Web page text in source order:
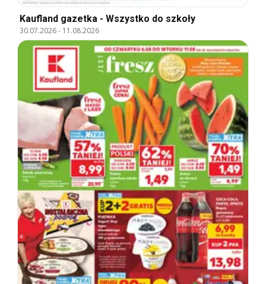
Kaufland gazetka - Wszystko do szkoły
30.07.2026- 11.08.2026